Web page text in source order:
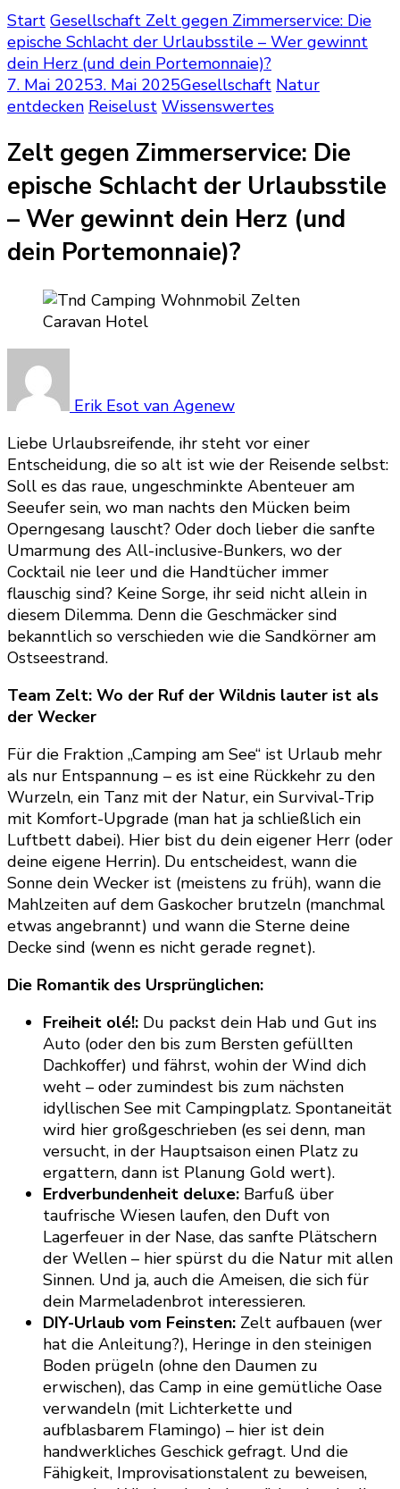
Start Gesellschaft Zelt gegen Zimmerservice: Die
epische Schlacht der Urlaubsstile – Wer gewinnt
dein Herz (und dein Portemonnaie)?
7. Mai 20253. Mai 2025Gesellschaft Natur
entdecken Reiselust Wissenswertes
Zelt gegen Zimmerservice: Die
epische Schlacht der Urlaubsstile
– Wer gewinnt dein Herz (und
dein Portemonnaie)?
Erik Esot van Agenew
Liebe Urlaubsreifende, ihr steht vor einer
Entscheidung, die so alt ist wie der Reisende selbst:
Soll es das raue, ungeschminkte Abenteuer am
Seeufer sein, wo man nachts den Mücken beim
Operngesang lauscht? Oder doch lieber die sanfte
Umarmung des All-inclusive-Bunkers, wo der
Cocktail nie leer und die Handtücher immer
flauschig sind? Keine Sorge, ihr seid nicht allein in
diesem Dilemma. Denn die Geschmäcker sind
bekanntlich so verschieden wie die Sandkörner am
Ostseestrand.
Team Zelt: Wo der Ruf der Wildnis lauter ist als
der Wecker
Für die Fraktion „Camping am See“ ist Urlaub mehr
als nur Entspannung – es ist eine Rückkehr zu den
Wurzeln, ein Tanz mit der Natur, ein Survival-Trip
mit Komfort-Upgrade (man hat ja schließlich ein
Luftbett dabei). Hier bist du dein eigener Herr (oder
deine eigene Herrin). Du entscheidest, wann die
Sonne dein Wecker ist (meistens zu früh), wann die
Mahlzeiten auf dem Gaskocher brutzeln (manchmal
etwas angebrannt) und wann die Sterne deine
Decke sind (wenn es nicht gerade regnet).
Die Romantik des Ursprünglichen:
Freiheit olé!: Du packst dein Hab und Gut ins
Auto (oder den bis zum Bersten gefüllten
Dachkoffer) und fährst, wohin der Wind dich
weht – oder zumindest bis zum nächsten
idyllischen See mit Campingplatz. Spontaneität
wird hier großgeschrieben (es sei denn, man
versucht, in der Hauptsaison einen Platz zu
ergattern, dann ist Planung Gold wert).
Erdverbundenheit deluxe: Barfuß über
taufrische Wiesen laufen, den Duft von
Lagerfeuer in der Nase, das sanfte Plätschern
der Wellen – hier spürst du die Natur mit allen
Sinnen. Und ja, auch die Ameisen, die sich für
dein Marmeladenbrot interessieren.
DIY-Urlaub vom Feinsten: Zelt aufbauen (wer
hat die Anleitung?), Heringe in den steinigen
Boden prügeln (ohne den Daumen zu
erwischen), das Camp in eine gemütliche Oase
verwandeln (mit Lichterkette und
aufblasbarem Flamingo) – hier ist dein
handwerkliches Geschick gefragt. Und die
Fähigkeit, Improvisationstalent zu beweisen,